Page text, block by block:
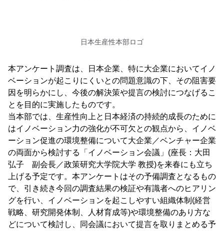
日本生産性本部ロゴ
本アンケート調査は、日本企業、特に大企業においてイノ
ベーションが起こりにくいとの問題意識の下、その阻害要
因を明らかにし、今後の解決策や提言の検討につなげるこ
とを目的に実施したものです。
当本部では、生産性向上と日本経済の持続的成長のために
はイノベーション力の強化が不可欠との観点から、イノベ
ーション促進の環境整備について大企業／ベンチャー企業
の両面から検討する「イノベーション会議」(座長：大田
弘子 副会長／政策研究大学院大学 教授)を来春にも立ち
上げる予定です。本アンケートはその予備調査となるもの
で、引き続き今回の調査結果の検証や有識者へのヒアリン
グを行い、イノベーションを起こしやすい組織体制(経営
戦略、研究開発体制、人材育成等)や環境整備のあり方な
どについて検討し、同会議において提言を取りまとめる予